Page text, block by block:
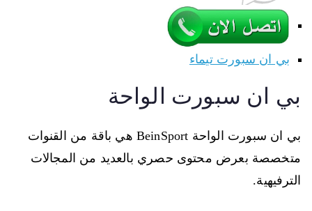
بي ان سبورت تيماء
بي ان سبورت الواحة
بي ان سبورت الواحة BeinSport هي باقة من القنوات
متخصصة بعرض محتوى حصري بالعديد من المجالات
الترفيهية.